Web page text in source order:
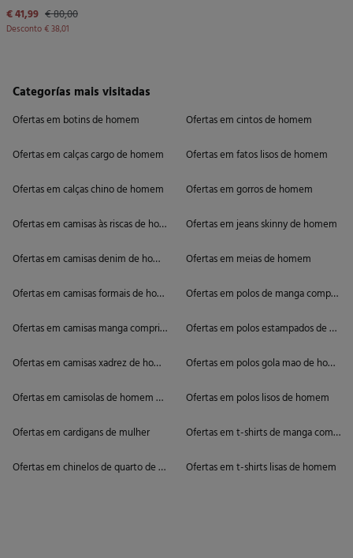
€ 41,99 € 80,00
Desconto€ 38,01
Categorías mais visitadas
Ofertas em botins de homem
Ofertas em calças cargo de homem
Ofertas em calças chino de homem
Ofertas em camisas às riscas de homem
Ofertas em camisas denim de homem
Ofertas em camisas formais de homem
Ofertas em camisas manga comprida de homem
Ofertas em camisas xadrez de homem
Ofertas em camisolas de homem de gola alta
Ofertas em cardigans de mulher
Ofertas em chinelos de quarto de homem
Ofertas em cintos de homem
Ofertas em fatos lisos de homem
Ofertas em gorros de homem
Ofertas em jeans skinny de homem
Ofertas em meias de homem
Ofertas em polos de manga comprida
Ofertas em polos estampados de
Ofertas em polos gola mao de homem
Ofertas em polos lisos de homem
Ofertas em t-shirts de manga
Ofertas em t-shirts lisas de homem